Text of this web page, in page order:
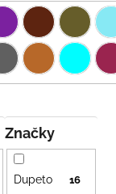
Značky
Dupeto 16